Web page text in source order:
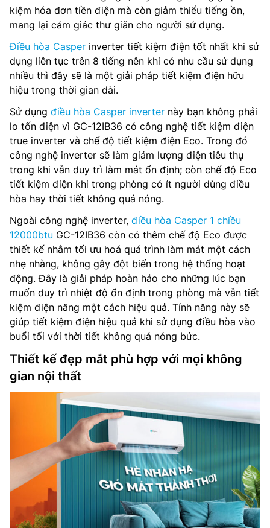
kiệm hóa đơn tiền điện mà còn giảm thiểu tiếng ồn,
mang lại cảm giác thư giãn cho người sử dụng.
Điều hòa Casper inverter tiết kiệm điện tốt nhất khi sử
dụng liên tục trên 8 tiếng nên khi có nhu cầu sử dụng
nhiều thì đây sẽ là một giải pháp tiết kiệm điện hữu
hiệu trong thời gian dài.
Sử dụng điều hòa Casper inverter này bạn không phải
lo tốn điện vì GC-12IB36 có công nghệ tiết kiệm điện
true inverter và chế độ tiết kiệm điện Eco. Trong đó
công nghệ inverter sẽ làm giảm lượng điện tiêu thụ
trong khi vẫn duy trì làm mát ổn định; còn chế độ Eco
tiết kiệm điện khi trong phòng có ít người dùng điều
hòa hay thời tiết không quá nóng.
Ngoài công nghệ inverter, điều hòa Casper 1 chiều
12000btu GC-12IB36 còn có thêm chế độ Eco được
thiết kế nhằm tối ưu hoá quá trình làm mát một cách
nhẹ nhàng, không gây đột biến trong hệ thống hoạt
động. Đây là giải pháp hoàn hảo cho những lúc bạn
muốn duy trì nhiệt độ ổn định trong phòng mà vẫn tiết
kiệm điện năng một cách hiệu quả. Tính năng này sẽ
giúp tiết kiệm điện hiệu quả khi sử dụng điều hòa vào
buổi tối với thời tiết không quá nóng bức.
Thiết kế đẹp mắt phù hợp với mọi không
gian nội thất